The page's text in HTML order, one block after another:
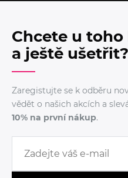
Chcete u
a ještě ušetřit?
Zaregistujte se k odběru
vědět o našich akcích a
10% na první nákup.